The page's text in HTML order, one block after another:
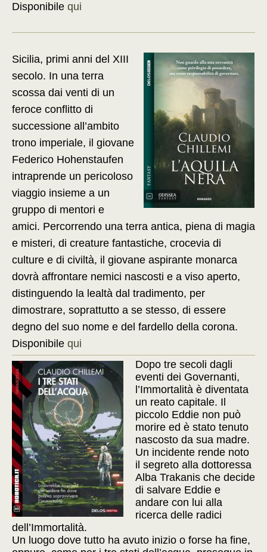
Disponibile qui
Sicilia, primi anni del XIII
secolo. In una terra
scossa dai venti di un
feroce conflitto di
successione all’ambito
trono imperiale, il giovane
Federico Hohenstaufen
intraprende un pericoloso
viaggio insieme a un
gruppo di mentori e
amici. Percorrendo una terra antica, piena di magia
e misteri, di creature fantastiche, crocevia di
culture e di civiltà, il giovane aspirante monarca
dovrà affrontare nemici nascosti e a viso aperto,
distinguendo la lealtà dal tradimento, per
dimostrare, soprattutto a se stesso, di essere
degno del suo nome e del fardello della corona.
Disponibile qui
Dopo tre secoli dagli
eventi dei Governanti,
l’Immortalità è diventata
un reato capitale. Il
piccolo Eddie non può
morire ed è stato tenuto
nascosto da sua madre.
Un incidente rende noto
il segreto alla dottoressa
Alba Trakanis che decide
di salvare Eddie e
andare con lui alla
ricerca delle radici
dell’Immortalità.
Un luogo dove tutto ha avuto inizio o forse ha fine,